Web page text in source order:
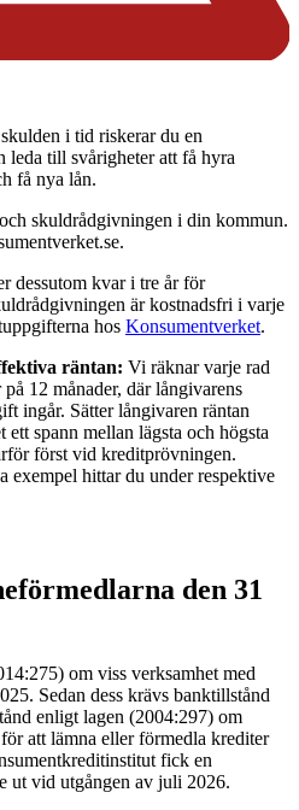
i tid riskerar du en
leda till svårigheter att få hyra
få nya lån.
skuldrådgivningen i din kommun.
dessutom kvar i tre år för
är kostnadsfri i varje
hos Konsumentverket.
räntan: Vi räknar varje rad
12 månader, där långivarens
ingår. Sätter långivaren räntan
spann mellan lägsta och högsta
först vid kreditprövningen.
exempel hittar du under respektive
den 31
om viss verksamhet med
Sedan dess krävs banktillstånd
enligt lagen (2004:297) om
att lämna eller förmedla krediter
fick en
ut vid utgången av juli 2026.